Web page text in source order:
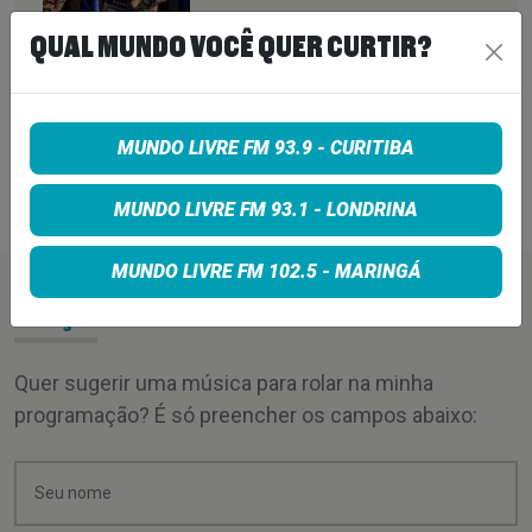
6 de agosto de 2026
QUEENS OF THE STONE AGE CRIA
LINHA TELEFÔNICA PARA OUVIR
RECLAMAÇÕES DOS FÃS; BANDA
DIZ QUE “NENHUMA LAMÚRIA É
PEQUENA DEMAIS”
PEÇA SUA MÚSICA
Quer sugerir uma música para rolar na minha
programação? É só preencher os campos abaixo:
QUAL MUNDO VOCÊ QUER CURTIR?
MUNDO LIVRE FM 93.9 - CURITIBA
MUNDO LIVRE FM 93.1 - LONDRINA
MUNDO LIVRE FM 102.5 - MARINGÁ